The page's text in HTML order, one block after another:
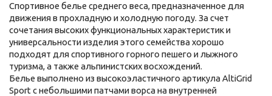
Спортивное белье среднего веса, предназначенное для
движения в прохладную и холодную погоду. За счет
сочетания высоких функциональных характеристик и
универсальности изделия этого семейства хорошо
подходят для спортивного горного пешего и лыжного
туризма, а также альпинистских восхождений.
Белье выполнено из высокоэластичного артикула AltiGrid
Sport с небольшими патчами ворса на внутренней